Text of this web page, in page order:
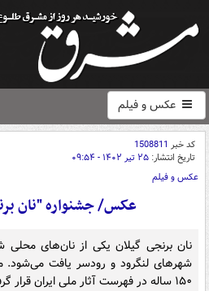
عکس و فیلم
کد خبر 1508811
تاریخ انتشار: ۲۵ تیر ۱۴۰۲ - ۰۹:۵۴
عکس و فیلم
عکس/ جشنواره "نان
نان برنجی گیلان یکی از نان‌های
شهرهای لنگرود و رودسر یافت می‌شود.
۱۵۰ ساله در فهرست آثار ملی ایران قرار گرفته است.